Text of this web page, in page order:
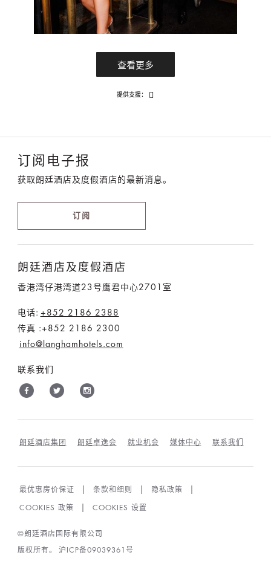
查看更多
订阅电子报
获取朗廷酒店及度假酒店的最新消息。
订阅
朗廷酒店及度假酒店
香港湾仔港湾道23号鹰君中心2701室
电话: +852 2186 2388
传真 :+852 2186 2300
info@langhamhotels.com
联系我们
朗廷酒店集团 朗廷卓逸会 就业机会 媒体中心 联系我们
最优惠房价保证 条款和细则 隐私政策
COOKIES 政策 COOKIES 设置
©朗廷酒店国际有限公司
版权所有。 沪ICP备09039361号